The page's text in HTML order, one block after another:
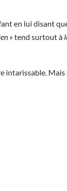
en lui disant
» tend surtout à
intarissable.